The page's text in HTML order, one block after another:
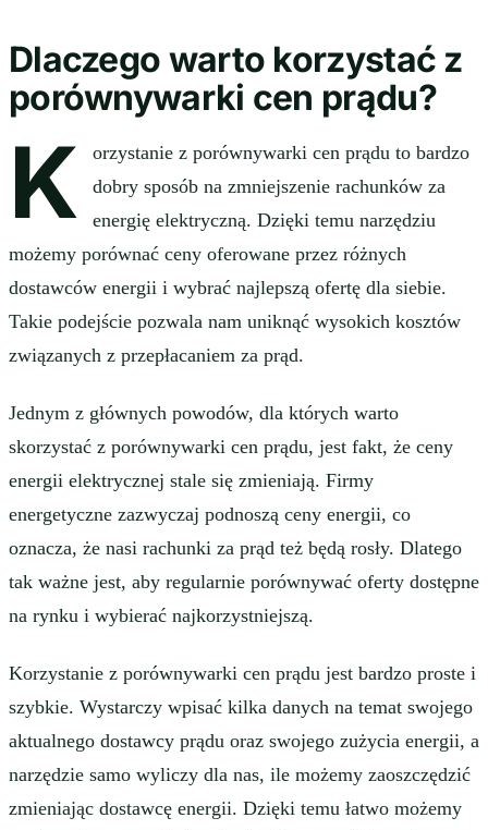
Dlaczego warto korzystać z
porównywarki cen prądu?
K
orzystanie z porównywarki cen prądu to bardzo
dobry sposób na zmniejszenie rachunków za
energię elektryczną. Dzięki temu narzędziu
możemy porównać ceny oferowane przez różnych
dostawców energii i wybrać najlepszą ofertę dla siebie.
Takie podejście pozwala nam uniknąć wysokich kosztów
związanych z przepłacaniem za prąd.
Jednym z głównych powodów, dla których warto
skorzystać z porównywarki cen prądu, jest fakt, że ceny
energii elektrycznej stale się zmieniają. Firmy
energetyczne zazwyczaj podnoszą ceny energii, co
oznacza, że nasi rachunki za prąd też będą rosły. Dlatego
tak ważne jest, aby regularnie porównywać oferty dostępne
na rynku i wybierać najkorzystniejszą.
Korzystanie z porównywarki cen prądu jest bardzo proste i
szybkie. Wystarczy wpisać kilka danych na temat swojego
aktualnego dostawcy prądu oraz swojego zużycia energii, a
narzędzie samo wyliczy dla nas, ile możemy zaoszczędzić
zmieniając dostawcę energii. Dzięki temu łatwo możemy